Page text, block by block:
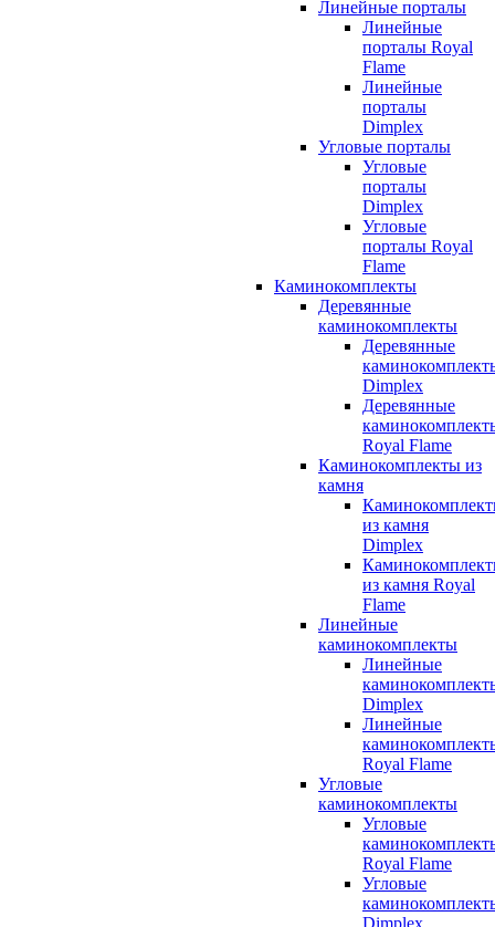
Линейные порталы
Линейные
порталы Royal
Flame
Линейные
порталы
Dimplex
Угловые порталы
Угловые
порталы
Dimplex
Угловые
порталы Royal
Flame
Каминокомплекты
Деревянные
каминокомплекты
Деревянные
Dimplex
Деревянные
Royal Flame
Каминокомплекты из
камня
из камня
Dimplex
из камня Royal
Flame
Линейные
каминокомплекты
Линейные
Dimplex
Линейные
Royal Flame
Угловые
каминокомплекты
Угловые
Royal Flame
Угловые
Dimplex